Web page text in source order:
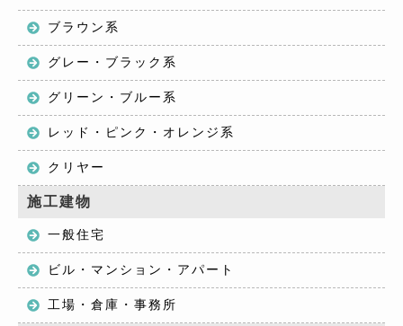
ブラウン系
グレー・ブラック系
グリーン・ブルー系
レッド・ピンク・オレンジ系
クリヤー
施工建物
一般住宅
ビル・マンション・アパート
工場・倉庫・事務所